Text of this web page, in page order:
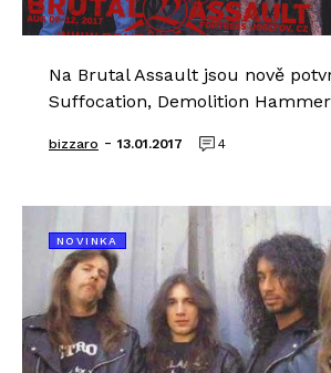
Na Brutal Assault jsou nově
Suffocation, Demolition
bizzaro - 13.01.2017 4
NOVINKA